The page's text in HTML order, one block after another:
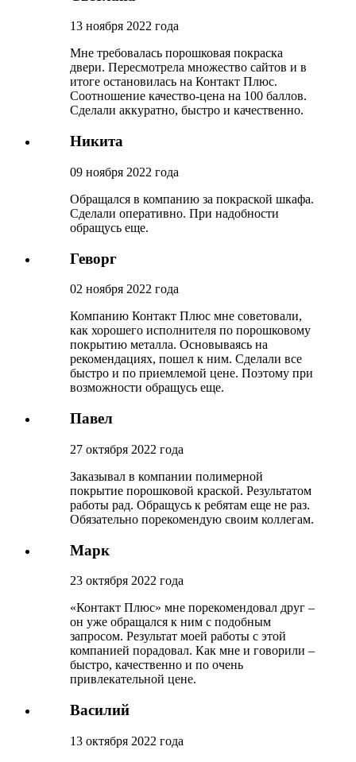
13 ноября 2022 года
Мне требовалась порошковая покраска
двери. Пересмотрела множество сайтов и в
итоге остановилась на Контакт Плюс.
Соотношение качество-цена на 100 баллов.
Сделали аккуратно, быстро и качественно.
Никита
09 ноября 2022 года
Обращался в компанию за покраской шкафа.
Сделали оперативно. При надобности
обращусь еще.
Геворг
02 ноября 2022 года
Компанию Контакт Плюс мне советовали,
как хорошего исполнителя по порошковому
покрытию металла. Основываясь на
рекомендациях, пошел к ним. Сделали все
быстро и по приемлемой цене. Поэтому при
возможности обращусь еще.
Павел
27 октября 2022 года
Заказывал в компании полимерной
покрытие порошковой краской. Результатом
работы рад. Обращусь к ребятам еще не раз.
Обязательно порекомендую своим коллегам.
Марк
23 октября 2022 года
«Контакт Плюс» мне порекомендовал друг –
он уже обращался к ним с подобным
запросом. Результат моей работы с этой
компанией порадовал. Как мне и говорили –
быстро, качественно и по очень
привлекательной цене.
Василий
13 октября 2022 года